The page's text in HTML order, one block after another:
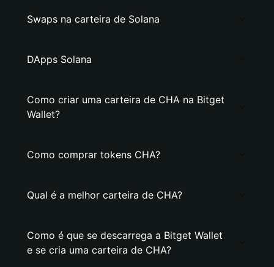
Swaps na carteira de Solana
DApps Solana
Como criar uma carteira de CHA na Bitget
Wallet?
Como comprar tokens CHA?
Qual é a melhor carteira de CHA?
Como é que se descarrega a Bitget Wallet
e se cria uma carteira de CHA?